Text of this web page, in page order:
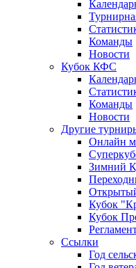
Команды
Новости
Кубок КФС
Команды
Новости
Другие
Онлайн
Зимний
Кубок
Кубок
Ссылки
Год